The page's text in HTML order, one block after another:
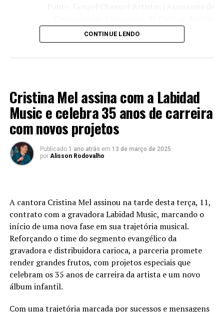
CONTINUE LENDO
Cristina Mel assina com a Labidad
Music e celebra 35 anos de carreira
com novos projetos
Publicado 1 ano atrás em 13 de março de 2025
por Alisson Rodovalho
A cantora Cristina Mel assinou na tarde desta terça, 11,
contrato com a gravadora Labidad Music, marcando o
início de uma nova fase em sua trajetória musical.
Reforçando o time do segmento evangélico da
gravadora e distribuidora carioca, a parceria promete
render grandes frutos, com projetos especiais que
celebram os 35 anos de carreira da artista e um novo
álbum infantil.
Com uma trajetória marcada por sucessos e mensagens